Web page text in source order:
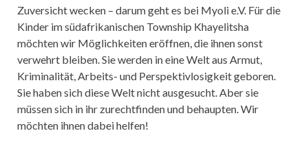
Zuversicht wecken – darum geht es bei Myoli e.V. Für die
Kinder im südafrikanischen Township Khayelitsha
möchten wir Möglichkeiten eröffnen, die ihnen sonst
verwehrt bleiben. Sie werden in eine Welt aus Armut,
Kriminalität, Arbeits- und Perspektivlosigkeit geboren.
Sie haben sich diese Welt nicht ausgesucht. Aber sie
müssen sich in ihr zurechtfinden und behaupten. Wir
möchten ihnen dabei helfen!